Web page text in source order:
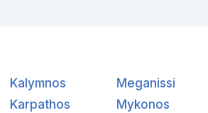
Kalymnos
Karpathos
Meganissi
Mykonos